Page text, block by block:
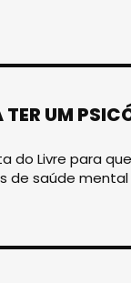
UM
do Livre para
de saúde mental